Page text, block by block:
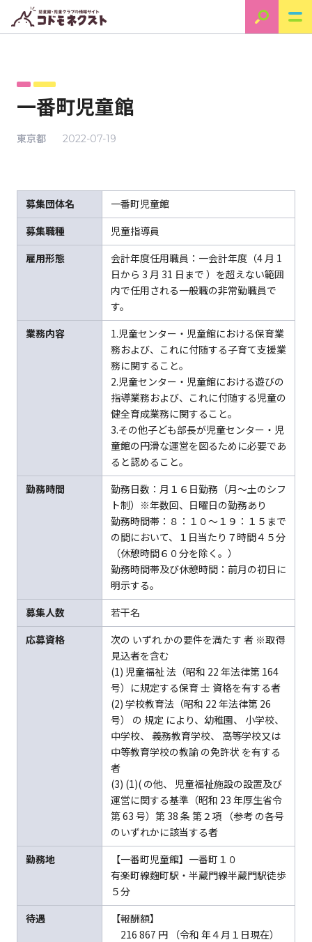
一番町児童館
東京都 2022-07-19
募集団体名
一番町児童館
募集職種
児童指導員
雇用形態
会計年度任用職員：一会計年度（4 月 1
日から 3 月 31 日まで ）を超えない範囲
内で任用される一般職の非常勤職員で
す。
業務内容
1.児童センター・児童館における保育業
務および、これに付随する子育て支援業
務に関すること。
2.児童センター・児童館における遊びの
指導業務および、これに付随する児童の
健全育成業務に関すること。
3.その他子ども部長が児童センター・児
童館の円滑な運営を図るために必要であ
ると認めること。
勤務時間
勤務日数：月１６日勤務（月～土のシフ
ト制）※年数回、日曜日の勤務あり
勤務時間帯：８：１０～１９：１５まで
の間において、１日当たり７時間４５分
（休憩時間６０分を除く。）
勤務時間帯及び休憩時間：前月の初日に
明示する。
募集人数
若干名
応募資格
次の いずれ かの要件を満たす 者 ※取得
見込者を含む
(1) 児童福祉 法（昭和 22 年法律第 164
号）に規定する保育 士 資格を有する者
(2) 学校教育法（昭和 22 年法律第 26
号） の 規定 により、幼稚園、 小学校、
中学校、 義務教育学校、 高等学校又は
中等教育学校の教諭 の免許状 を有する
者
(3) (1)( の他、 児童福祉施設の設置及び
運営に関する基準（昭和 23 年厚生省令
第 63 号）第 38 条 第２項 （参考 の各号
のいずれかに該当する者
勤務地
【一番町児童館】一番町１０
有楽町線麹町駅・半蔵門線半蔵門駅徒歩
５分
待遇
【報酬額】
216 867 円 （令和 年４月１日現在）